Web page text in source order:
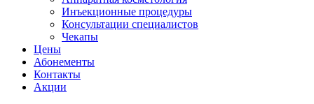
Инъекционные процедуры
Консультации специалистов
Чекапы
Цены
Абонементы
Контакты
Акции